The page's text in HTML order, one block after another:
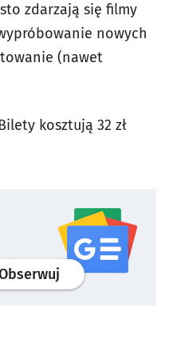
zdarzają się filmy
nowych
(nawet
kosztują 32 zł
profilgoogle news